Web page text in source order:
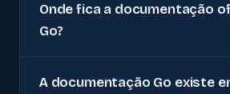
Onde fica a documentação
Go?
A documentação Go existe